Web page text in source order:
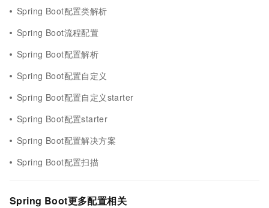
Spring Boot配置类解析
Spring Boot流程配置
Spring Boot配置解析
Spring Boot配置自定义
Spring Boot配置自定义starter
Spring Boot配置starter
Spring Boot配置解决方案
Spring Boot配置扫描
Spring Boot更多配置相关